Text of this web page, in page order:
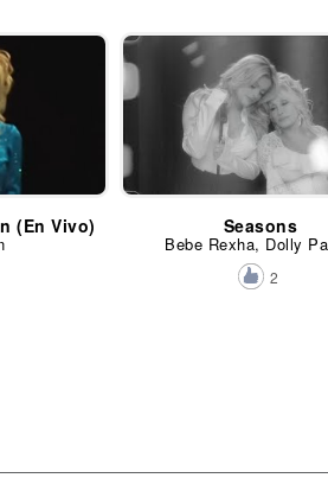
(En Vivo) Seasons
Bebe Rexha, Dolly
2